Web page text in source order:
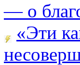
— о
«Эти